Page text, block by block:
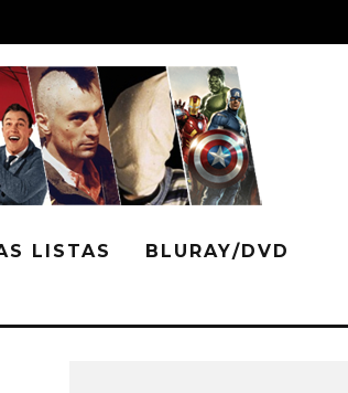
LISTAS BLURAY/DVD